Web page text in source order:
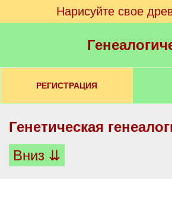
Нарисуйте свое
РЕГИСТРАЦИЯ
Генетическая
Вниз ⇊